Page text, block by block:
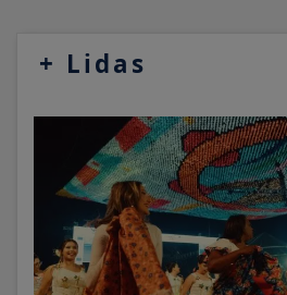
+ Lidas